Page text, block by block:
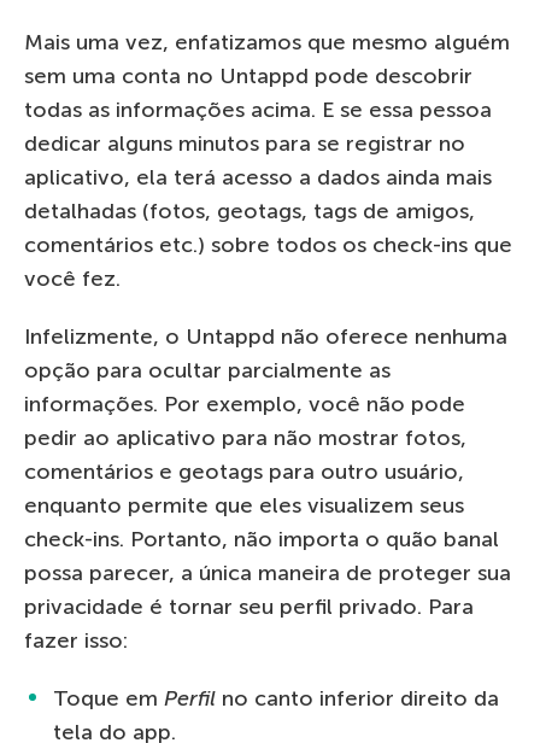
Mais uma vez, enfatizamos que mesmo alguém
sem uma conta no Untappd pode descobrir
todas as informações acima. E se essa pessoa
dedicar alguns minutos para se registrar no
aplicativo, ela terá acesso a dados ainda mais
detalhadas (fotos, geotags, tags de amigos,
comentários etc.) sobre todos os check-ins que
você fez.
Infelizmente, o Untappd não oferece nenhuma
opção para ocultar parcialmente as
informações. Por exemplo, você não pode
pedir ao aplicativo para não mostrar fotos,
comentários e geotags para outro usuário,
enquanto permite que eles visualizem seus
check-ins. Portanto, não importa o quão banal
possa parecer, a única maneira de proteger sua
privacidade é tornar seu perfil privado. Para
fazer isso:
Toque em Perfil no canto inferior direito da
tela do app.